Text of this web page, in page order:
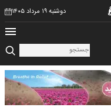
دوشنبه ۱۹ مرداد ۱۴۰۵